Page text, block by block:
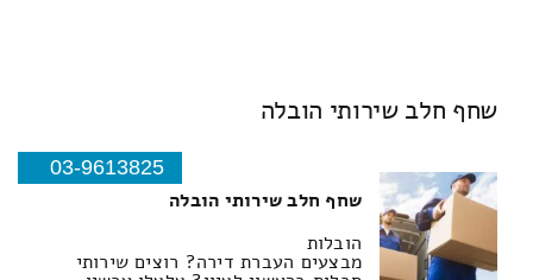
שחף חלב שירותי הובלה
03-9613825
שחף חלב שירותי הובלה
הובלות
מבצעים העברת דירה? רוצים שירותי